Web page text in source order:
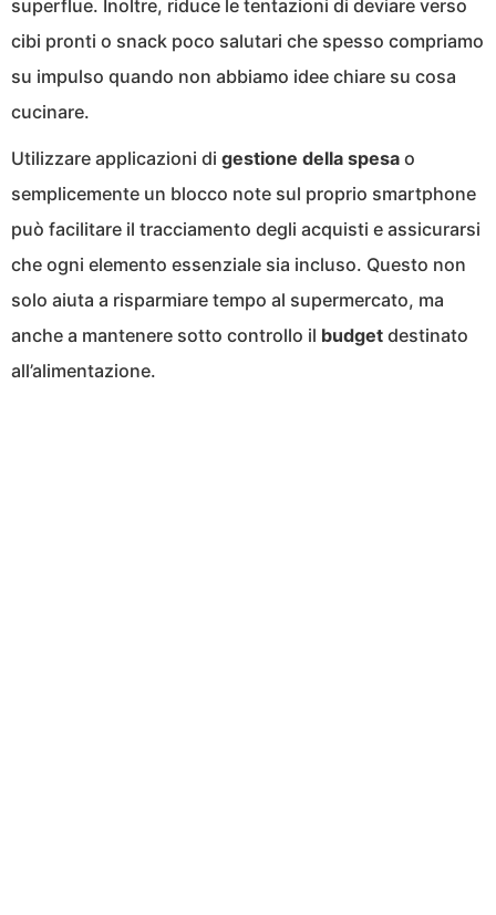
superflue. Inoltre, riduce le tentazioni di deviare verso
cibi pronti o snack poco salutari che spesso compriamo
su impulso quando non abbiamo idee chiare su cosa
cucinare.
Utilizzare applicazioni di gestione della spesa o
semplicemente un blocco note sul proprio smartphone
può facilitare il tracciamento degli acquisti e assicurarsi
che ogni elemento essenziale sia incluso. Questo non
solo aiuta a risparmiare tempo al supermercato, ma
anche a mantenere sotto controllo il budget destinato
all’alimentazione.